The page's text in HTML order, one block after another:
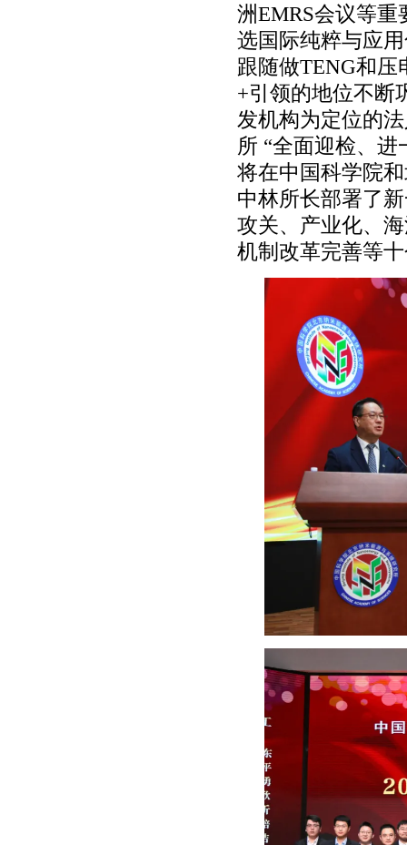
洲EMRS会议等
选国际纯粹与应
跟随做TENG和
+引领的地位不断
发机构为定位的
所 “全面迎检、
将在中国科学院
中林所长部署了
攻关、产业化、
机制改革完善等